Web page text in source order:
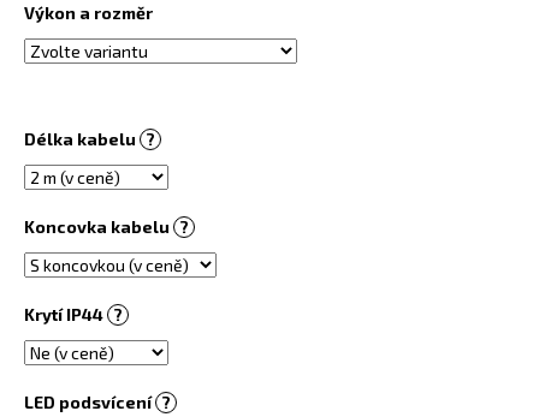
Výkon a rozměr
Délka kabelu ?
Koncovka kabelu ?
Krytí IP44 ?
LED podsvícení ?
o
r
u
e
e
INFRASVĚTLO
5
480